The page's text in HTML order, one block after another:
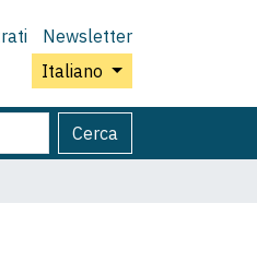
Newsletter
Italiano
Cerca